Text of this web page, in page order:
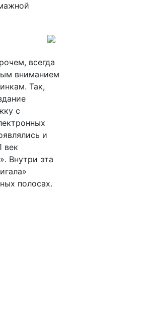
всегда
вниманием
Так,
с
и
век
Внутри эта
полосах.